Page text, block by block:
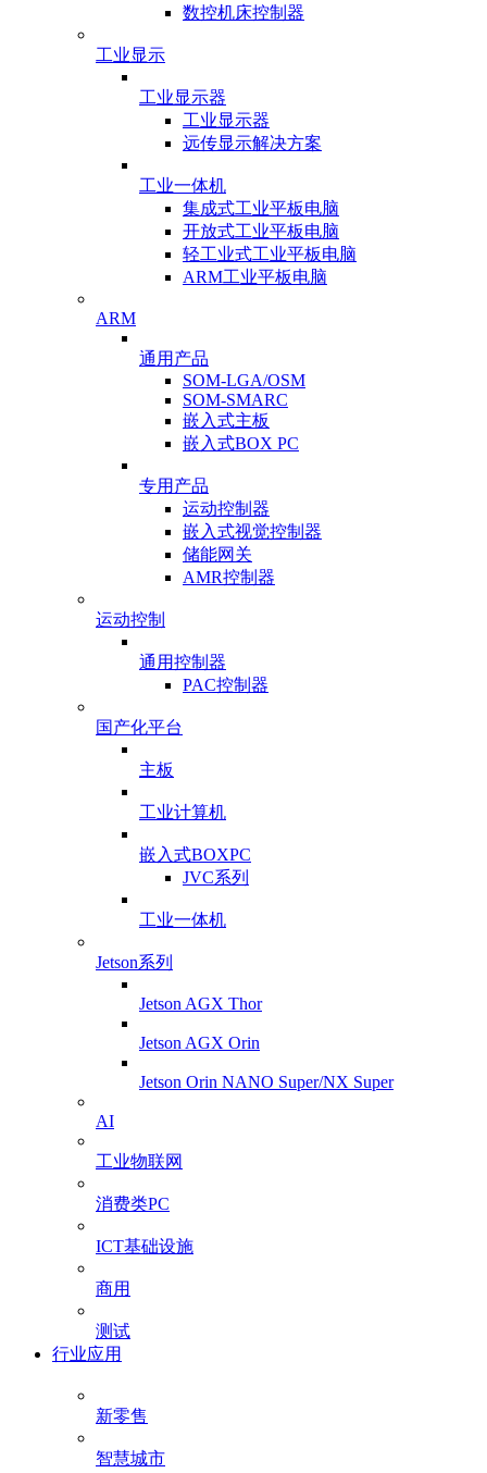
数控机床控制器
工业显示
工业显示器
工业显示器
远传显示解决方案
工业一体机
集成式工业平板电脑
开放式工业平板电脑
轻工业式工业平板电脑
ARM工业平板电脑
ARM
通用产品
SOM-LGA/OSM
SOM-SMARC
嵌入式主板
嵌入式BOX PC
专用产品
运动控制器
嵌入式视觉控制器
储能网关
AMR控制器
运动控制
通用控制器
PAC控制器
国产化平台
主板
工业计算机
嵌入式BOXPC
JVC系列
工业一体机
Jetson系列
Jetson AGX Thor
Jetson AGX Orin
Jetson Orin NANO Super/NX Super
AI
工业物联网
消费类PC
ICT基础设施
商用
测试
行业应用
新零售
智慧城市